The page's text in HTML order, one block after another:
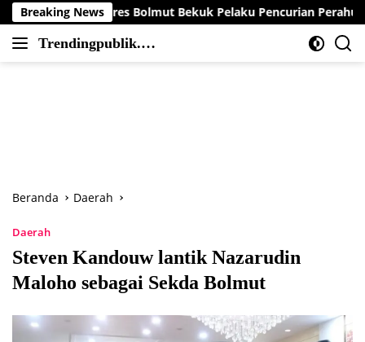
Langsung
ke
konten
Breaking News
Bolmut Bekuk Pelaku Pencurian Perahu di Daerah Buol
Trendingpublik.co
Berita
Beranda Daerah
Daerah
Steven Kandouw lantik Nazarudin
Maloho sebagai Sekda Bolmut